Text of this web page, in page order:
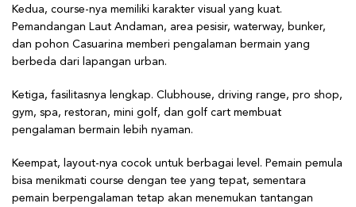
Kedua, course-nya memiliki karakter visual yang kuat.
Pemandangan Laut Andaman, area pesisir, waterway, bunker,
dan pohon Casuarina memberi pengalaman bermain yang
berbeda dari lapangan urban.
Ketiga, fasilitasnya lengkap. Clubhouse, driving range, pro shop,
gym, spa, restoran, mini golf, dan golf cart membuat
pengalaman bermain lebih nyaman.
Keempat, layout-nya cocok untuk berbagai level. Pemain pemula
bisa menikmati course dengan tee yang tepat, sementara
pemain berpengalaman tetap akan menemukan tantangan